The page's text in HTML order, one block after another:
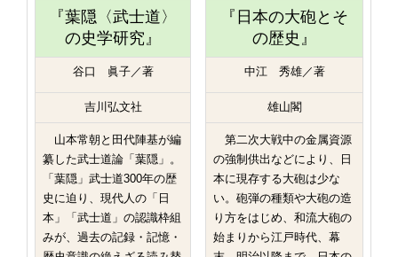
『葉隠〈武士道〉
の史学研究』
谷口 眞子／著
吉川弘文社
山本常朝と田代陣基が編
纂した武士道論「葉隠」。
「葉隠」武士道300年の歴
史に迫り、現代人の「日
本」「武士道」の認識枠組
みが、過去の記録・記憶・
『日本の大砲とそ
の歴史』
中江 秀雄／著
雄山閣
第二次大戦中の金属資源
の強制供出などにより、日
本に現存する大砲は少な
い。砲弾の種類や大砲の造
り方をはじめ、和流大砲の
始まりから江戸時代、幕